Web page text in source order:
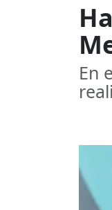
En